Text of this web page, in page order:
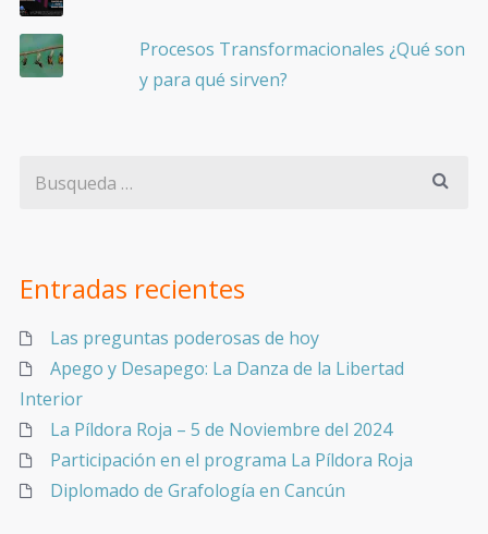
Procesos Transformacionales ¿Qué son
y para qué sirven?
Entradas recientes
Las preguntas poderosas de hoy
Apego y Desapego: La Danza de la Libertad
Interior
La Píldora Roja – 5 de Noviembre del 2024
Participación en el programa La Píldora Roja
Diplomado de Grafología en Cancún